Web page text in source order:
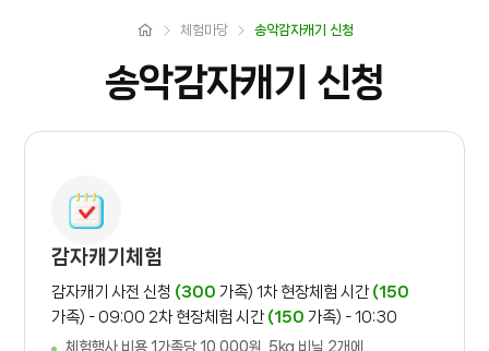
체험마당 송악감자캐기 신청
송악감자캐기 신청
감자캐기체험
감자캐기 사전 신청 (300 가족)1차 현장체험 시간 (150
가족) - 09:00 2차 현장체험 시간 (150 가족) - 10:30
체험행사 비용 1가족당 10,000원, 5kg 비닐 2개에